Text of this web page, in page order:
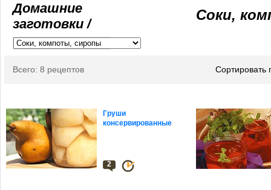
Домашние
заготовки /
Соки,
Сортировать
Всего: 8 рецептов
Груши
консервированные
2